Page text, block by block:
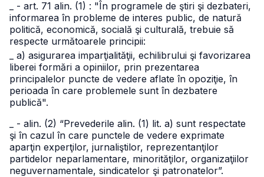
_ - art. 71 alin. (1) : "În programele de ştiri şi dezbateri,
informarea în probleme de interes public, de natură
politică, economică, socială şi culturală, trebuie să
respecte următoarele principii:
_ a) asigurarea imparţialităţii, echilibrului şi favorizarea
liberei formări a opiniilor, prin prezentarea
principalelor puncte de vedere aflate în opoziţie, în
perioada în care problemele sunt în dezbatere
publică".
_ - alin. (2) “Prevederile alin. (1) lit. a) sunt respectate
şi în cazul în care punctele de vedere exprimate
aparţin experţilor, jurnaliştilor, reprezentanţilor
partidelor neparlamentare, minorităţilor, organizaţiilor
neguvernamentale, sindicatelor şi patronatelor”.